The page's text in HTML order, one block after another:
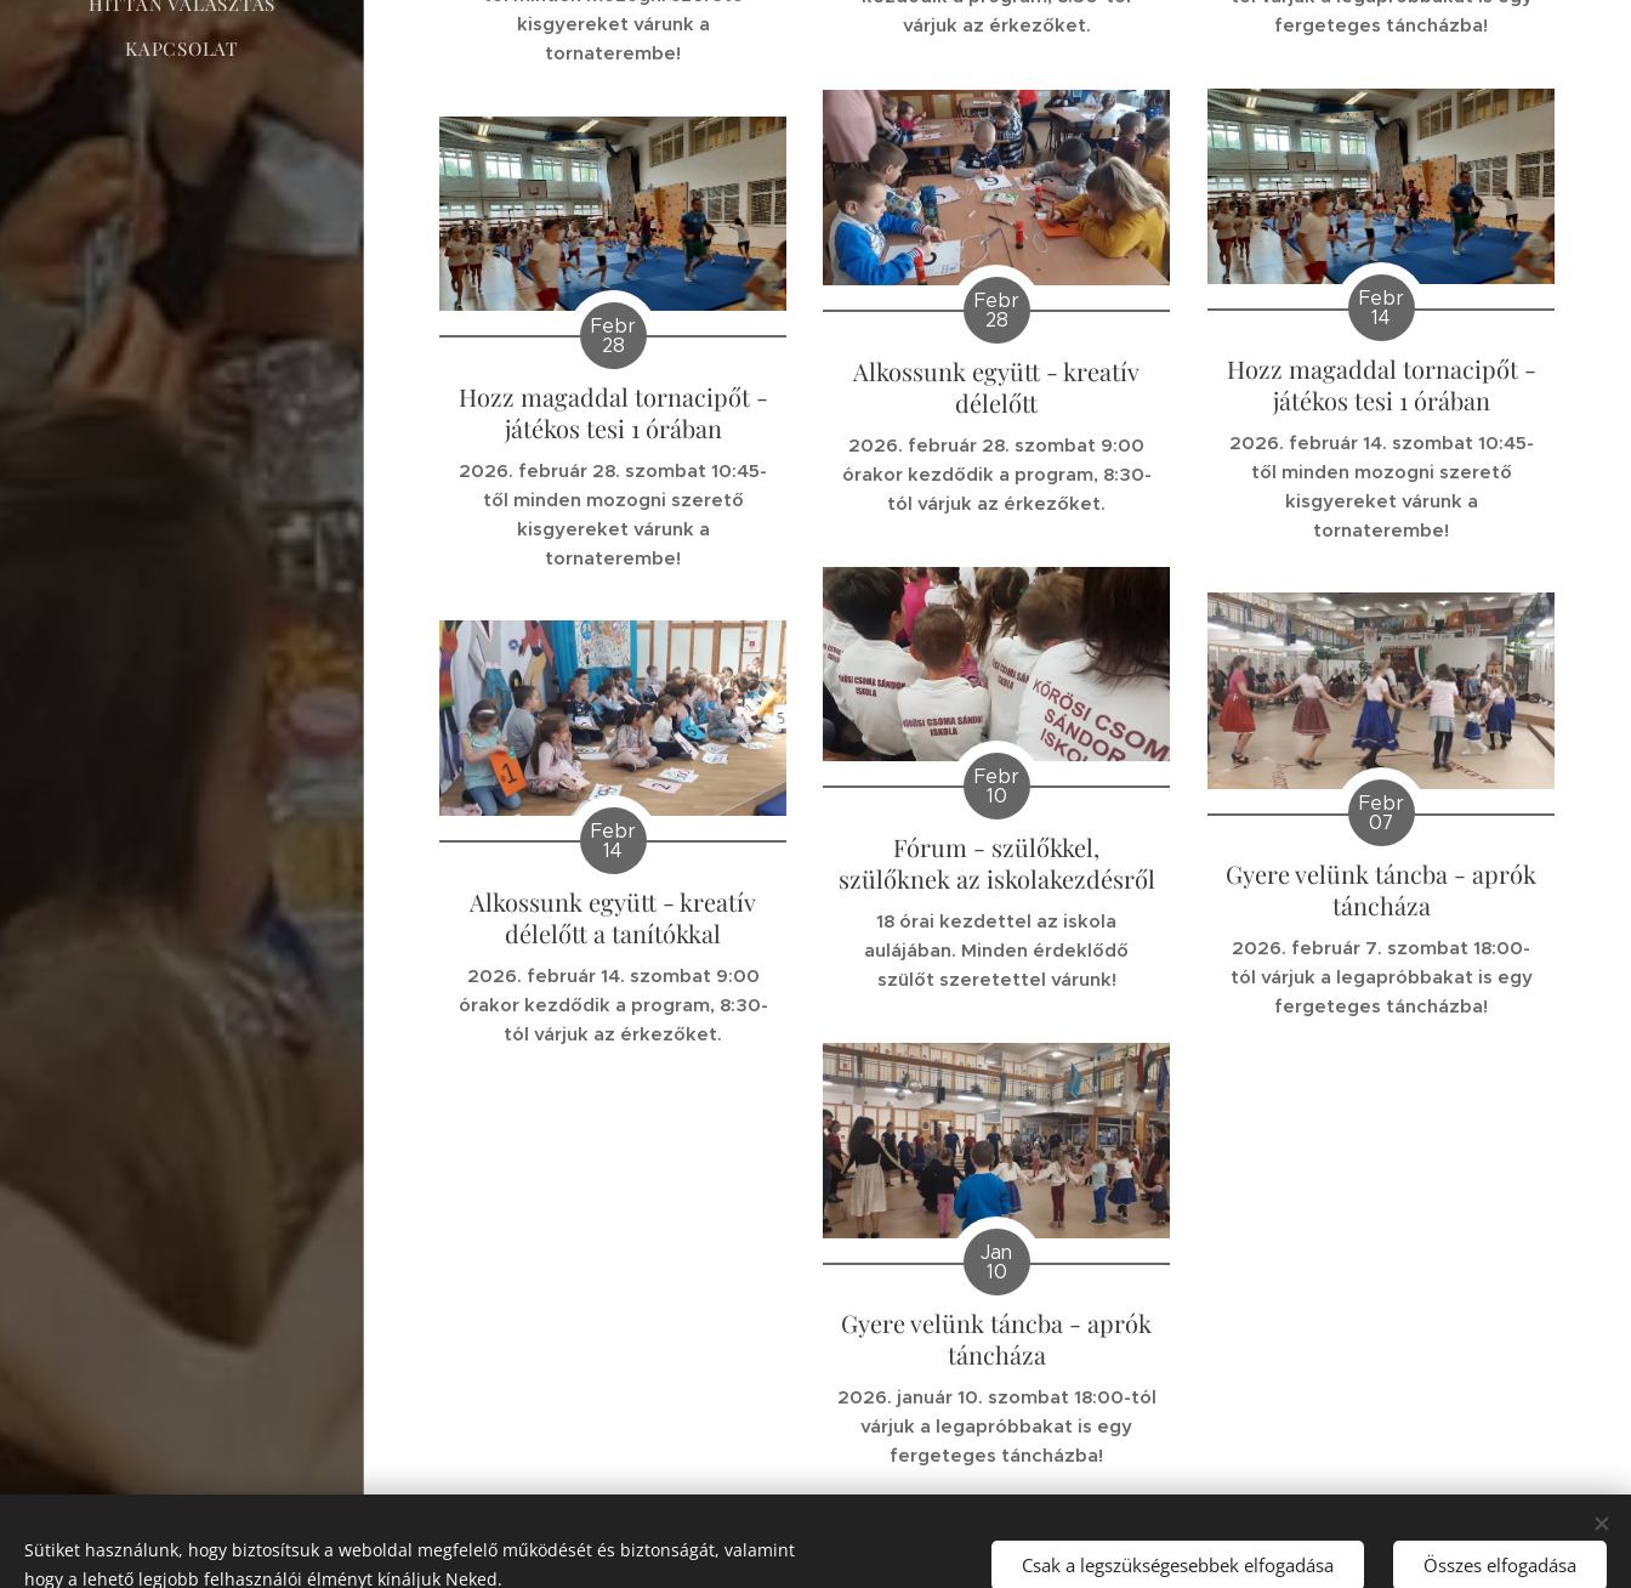
KAPCSOLAT
kisgyereket várunk a
tornaterembe!
várjuk az érkezőket.
fergeteges táncházba!
Febr
28
Hozz magaddal tornacipőt -
játékos tesi 1 órában
2026. február 28. szombat 10:45-
től minden mozogni szerető
kisgyereket várunk a
tornaterembe!
Febr
28
Alkossunk együtt - kreatív
délelőtt
2026. február 28. szombat 9:00
órakor kezdődik a program, 8:30-
tól várjuk az érkezőket.
Febr
14
Hozz magaddal tornacipőt -
játékos tesi 1 órában
2026. február 14. szombat 10:45-
től minden mozogni szerető
kisgyereket várunk a
tornaterembe!
Febr
14
Alkossunk együtt - kreatív
délelőtt a tanítókkal
2026. február 14. szombat 9:00
órakor kezdődik a program, 8:30-
tól várjuk az érkezőket.
Febr
10
Fórum - szülőkkel,
szülőknek az iskolakezdésről
18 órai kezdettel az iskola
aulájában. Minden érdeklődő
szülőt szeretettel várunk!
Febr
07
Gyere velünk táncba - aprók
táncháza
2026. február 7. szombat 18:00-
tól várjuk a legapróbbakat is egy
fergeteges táncházba!
Jan
10
Gyere velünk táncba - aprók
táncháza
2026. január 10. szombat 18:00-tól
várjuk a legapróbbakat is egy
fergeteges táncházba!
Sulikukucska
Sütiket használunk, hogy biztosítsuk a weboldal megfelelő működését és biztonságát, valamint
hogy a lehető legjobb felhasználói élményt kínáljuk Neked.
Csak a legszükségesebbek elfogadása Összes elfogadása